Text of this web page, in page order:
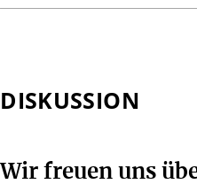
DISKUSSION
Wir freuen uns